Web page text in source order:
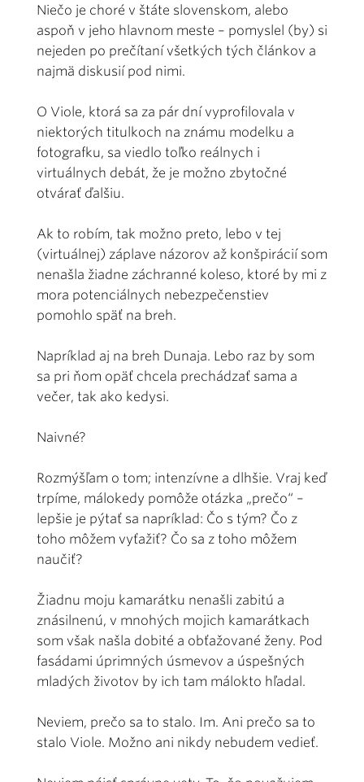
Niečo je choré v štáte slovenskom, alebo
aspoň v jeho hlavnom meste – pomyslel (by) si
nejeden po prečítaní všetkých tých článkov a
najmä diskusií pod nimi.
O Viole, ktorá sa za pár dní vyprofilovala v
niektorých titulkoch na známu modelku a
fotografku, sa viedlo toľko reálnych i
virtuálnych debát, že je možno zbytočné
otvárať ďalšiu.
Ak to robím, tak možno preto, lebo v tej
(virtuálnej) záplave názorov až konšpirácií som
nenašla žiadne záchranné koleso, ktoré by mi z
mora potenciálnych nebezpečenstiev
pomohlo späť na breh.
Napríklad aj na breh Dunaja. Lebo raz by som
sa pri ňom opäť chcela prechádzať sama a
večer, tak ako kedysi.
Naivné?
Rozmýšľam o tom; intenzívne a dlhšie. Vraj keď
trpíme, málokedy pomôže otázka „prečo“ –
lepšie je pýtať sa napríklad: Čo s tým? Čo z
toho môžem vyťažiť? Čo sa z toho môžem
naučiť?
Žiadnu moju kamarátku nenašli zabitú a
znásilnenú, v mnohých mojich kamarátkach
som však našla dobité a obťažované ženy. Pod
fasádami úprimných úsmevov a úspešných
mladých životov by ich tam málokto hľadal.
Neviem, prečo sa to stalo. Im. Ani prečo sa to
stalo Viole. Možno ani nikdy nebudem vedieť.